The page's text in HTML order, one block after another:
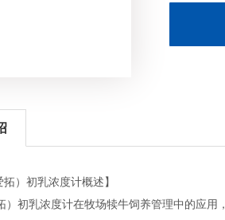
拓）初乳浓度计概述】
）初乳浓度计在牧场犊牛饲养管理中的应用，